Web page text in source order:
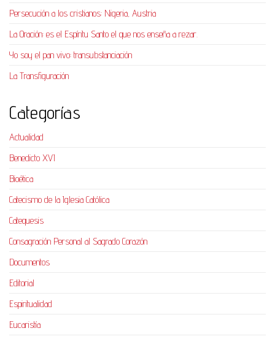
Persecución a los cristianos: Nigeria, Austria
La Oración: es el Espíritu Santo el que nos enseña a rezar.
Yo soy el pan vivo: transubstanciación
La Transfiguración
Categorías
Actualidad
Benedicto XVI
Bioética
Catecismo de la Iglesia Católica
Catequesis
Consagración Personal al Sagrado Corazón
Documentos
Editorial
Espiritualidad
Eucaristía